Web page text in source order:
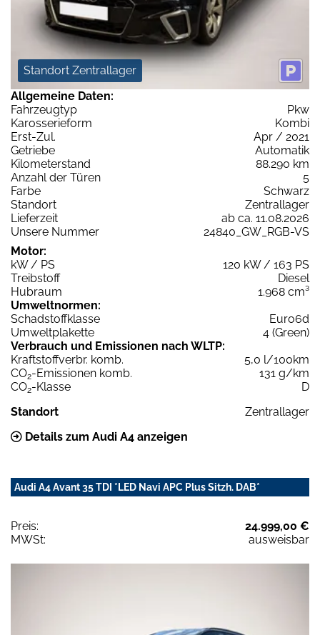
Standort Zentrallager
Allgemeine Daten:
Fahrzeugtyp
Pkw
Karosserieform
Kombi
Erst-Zul.
Apr / 2021
Getriebe
Automatik
Kilometerstand
88.290 km
Anzahl der Türen
5
Farbe
Schwarz
Standort
Zentrallager
Lieferzeit
ab ca. 11.08.2026
Unsere Nummer
24840_GW_RGB-VS
Motor:
kW / PS
120 kW / 163 PS
Treibstoff
Diesel
Hubraum
1.968 cm³
Umweltnormen:
Schadstoffklasse
Euro6d
Umweltplakette
4 (Green)
Verbrauch und Emissionen nach WLTP:
Kraftstoffverbr. komb.
5,0 l/100km
CO2-Emissionen komb.
131 g/km
CO2-Klasse
D
Standort
Zentrallager
Details zum Audi A4 anzeigen
Audi A4 Avant 35 TDI *LED Navi APC Plus Sitzh. DAB*
Preis:
24.999,00 €
MWSt:
ausweisbar